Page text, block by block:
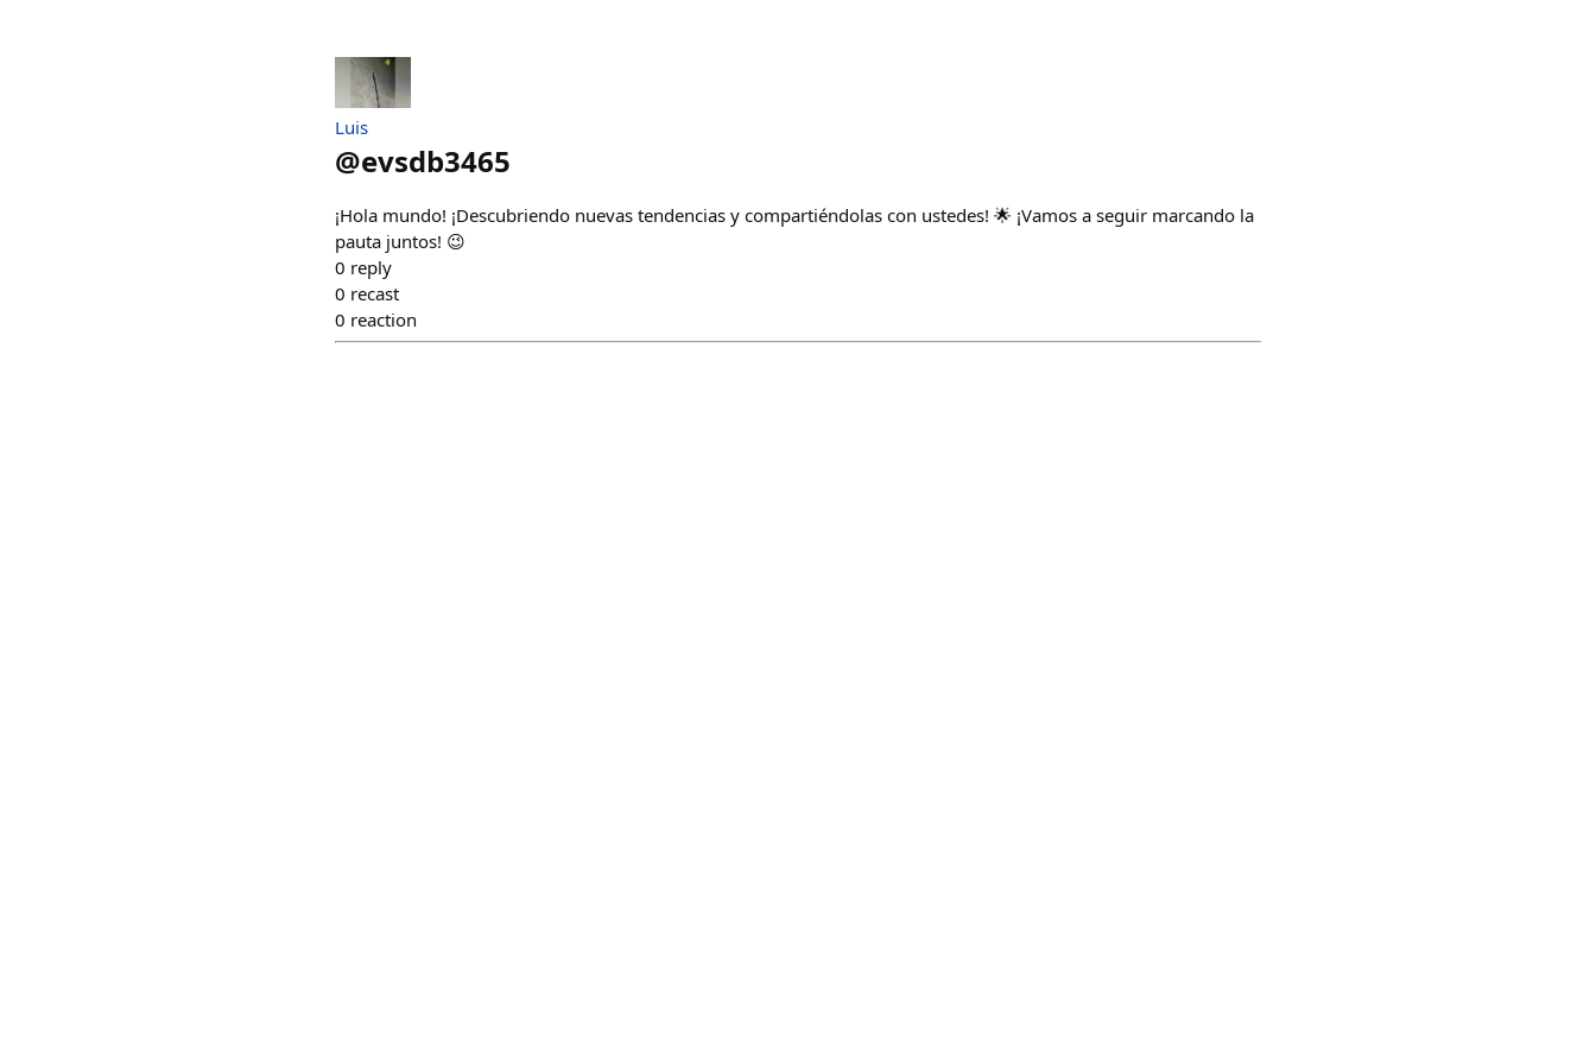
Luis
@evsdb3465
¡Hola mundo! ¡Descubriendo nuevas tendencias y compartiéndolas con ustedes! 🌟 ¡Vamos a seguir marcando la
pauta juntos! 😉
0 reply
0 recast
0 reaction